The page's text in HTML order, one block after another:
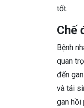
tốt.
Chế
Bệnh
quan
đến
và tái
gan hồi